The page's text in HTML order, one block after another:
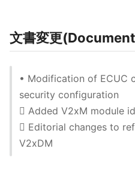
文書変更
• Modification of ECUC
security configuration
 Added V2xM module
 Editorial changes to
V2xDM